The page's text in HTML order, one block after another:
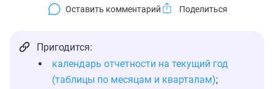
Оставить комментарий
Пригодится:
календарь отчетности на текущий год
(таблицы по месяцам и кварталам);